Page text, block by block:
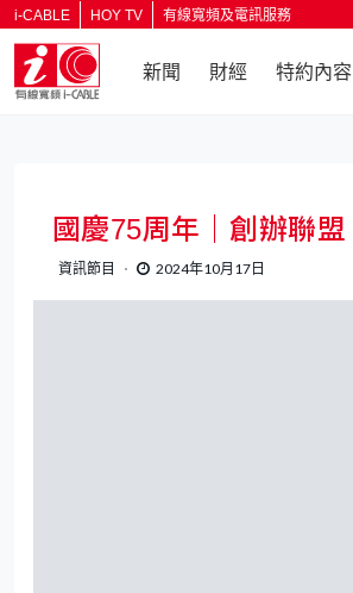
i-CABLE HOY TV 有線寬頻及電訊服務
新聞 財經 特約內容
返回
國慶75周年｜創辦聯盟
資訊節目 2024年10月17日